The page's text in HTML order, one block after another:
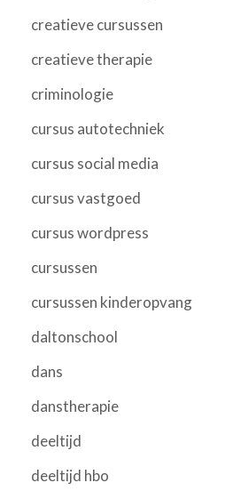
creatieve cursussen
creatieve therapie
criminologie
cursus autotechniek
cursus social media
cursus vastgoed
cursus wordpress
cursussen
cursussen kinderopvang
daltonschool
dans
danstherapie
deeltijd
deeltijd hbo